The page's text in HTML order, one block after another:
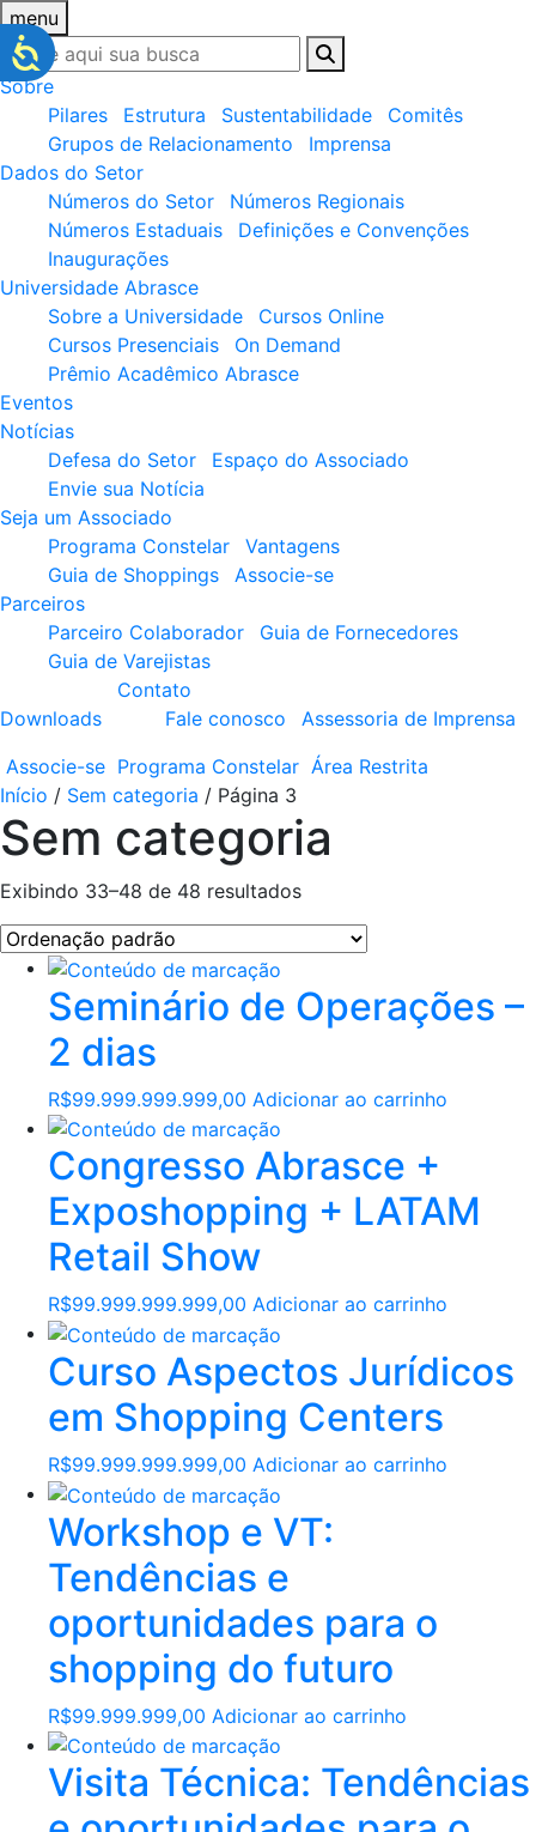
menu
Sobre
Pilares
Estrutura Sustentabilidade
Comitês
Grupos de Relacionamento
Imprensa
Dados do Setor
Números do Setor
Números Regionais
Números Estaduais
Definições e Convenções
Inaugurações
Universidade Abrasce
Sobre a Universidade
Cursos Online
Cursos Presenciais
On Demand
Prêmio Acadêmico Abrasce
Eventos
Notícias
Defesa do Setor
Espaço do Associado
Envie sua Notícia
Seja um Associado
Programa Constelar
Vantagens
Guia de Shoppings
Associe-se
Parceiros
Parceiro Colaborador
Guia de Fornecedores
Guia de Varejistas
Downloads
Contato
Fale conosco
Assessoria de Imprensa
Associe-se Programa Constelar Área Restrita
Início / Sem categoria / Página 3
Sem categoria
Exibindo 33–48 de 48 resultados
Seminário de Operações –
2 dias
R$99.999.999.999,00 Adicionar ao carrinho
Congresso Abrasce +
Exposhopping + LATAM
Retail Show
R$99.999.999.999,00 Adicionar ao carrinho
Curso Aspectos Jurídicos
em Shopping Centers
R$99.999.999.999,00 Adicionar ao carrinho
Workshop e VT:
Tendências e
oportunidades para o
shopping do futuro
R$99.999.999,00 Adicionar ao carrinho
Visita Técnica: Tendências